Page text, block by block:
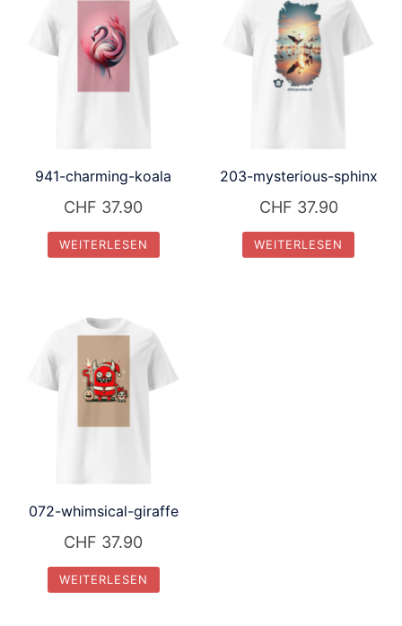
941-charming-koala
CHF 37.90
WEITERLESEN
203-mysterious-sphinx
CHF 37.90
WEITERLESEN
072-whimsical-giraffe
CHF 37.90
WEITERLESEN